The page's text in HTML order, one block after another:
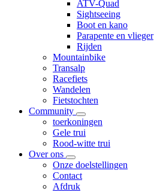
ATV-Quad
Sightseeing
Boot en kano
Parapente en vlieger
Rijden
Mountainbike
Transalp
Racefiets
Wandelen
Fietstochten
Community
toerkoningen
Gele trui
Rood-witte trui
Over ons
Onze doelstellingen
Contact
Afdruk